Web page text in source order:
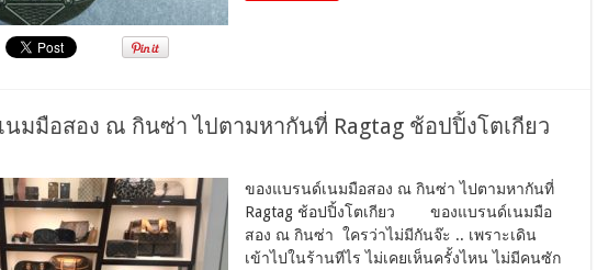
ร์ส
ย
อ
ล์
พยนตร์
กาศ
นมมือสอง ณ กินซ่า ไปตามหากันที่ Ragtag ช้อปปิ้งโตเกียว
ง
ด์เนม
ง
ของแบรนด์เนมมือสอง ณ กินซ่า ไปตามหากันที่
Ragtag ช้อปปิ้งโตเกียว ของแบรนด์เนมมือ
สอง ณ กินซ่า ใครว่าไม่มีกันจ๊ะ .. เพราะเดิน
เข้าไปในร้านทีไร ไม่เคยเห็นครั้งไหน ไม่มีคนซัก